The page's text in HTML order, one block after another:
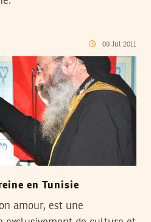
09 Jul 2011
en Tunisie
amour, est une